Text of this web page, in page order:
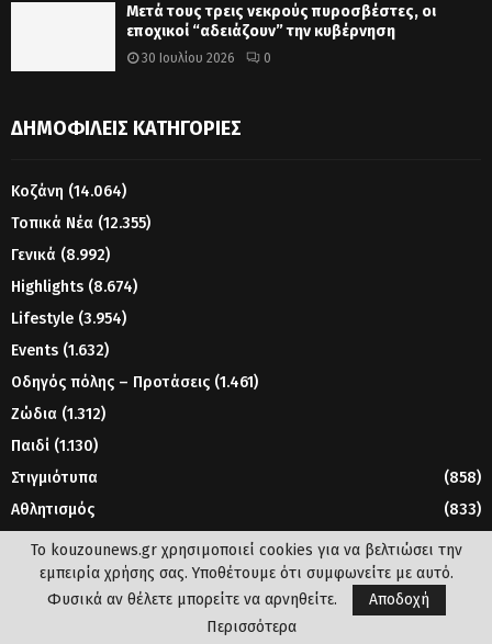
Μετά τους τρεις νεκρούς πυροσβέστες, οι
εποχικοί “αδειάζουν” την κυβέρνηση
30 Ιουλίου 2026 0
ΔΗΜΟΦΙΛΕΊΣ ΚΑΤΗΓΟΡΊΕΣ
Κοζάνη (14.064)
Τοπικά Νέα (12.355)
Γενικά (8.992)
Highlights (8.674)
Lifestyle (3.954)
Events (1.632)
Οδηγός πόλης – Προτάσεις (1.461)
Ζώδια (1.312)
Παιδί (1.130)
Στιγμιότυπα
(858)
Αθλητισμός
(833)
Γυναίκα
© 2023 - www.kouzounews.gr
Το kouzounews.gr χρησιμοποιεί cookies για να βελτιώσει την
εμπειρία χρήσης σας. Υποθέτουμε ότι συμφωνείτε με αυτό.
Φυσικά αν θέλετε μπορείτε να αρνηθείτε.
Αποδοχή
Περισσότερα